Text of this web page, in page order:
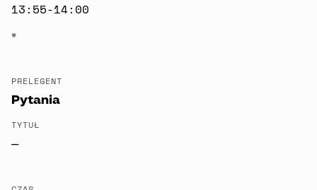
13:55-14:00
#
PRELEGENT
Pytania
TYTUŁ
—